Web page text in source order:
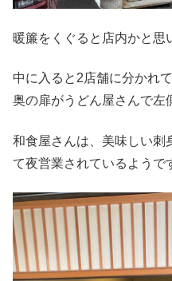
暖簾をくぐると店内かと思
中に入ると2店舗に分かれ
奥の扉がうどん屋さんで左
和食屋さんは、美味しい刺
て夜営業されているようで